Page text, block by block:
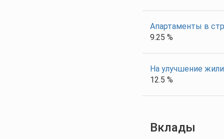
Апартаменты в
9.25 %
На улучшение
12.5 %
Вклады